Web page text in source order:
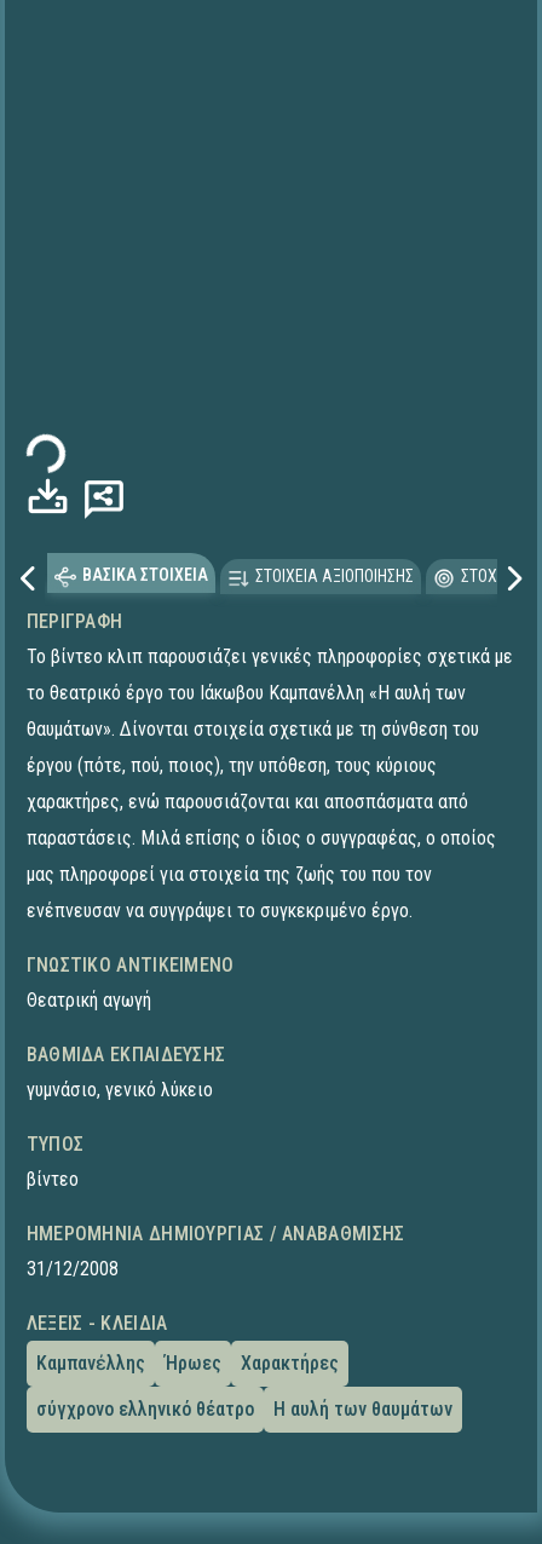
ΒΑΣΙΚΑ ΣΤΟΙΧΕΙΑ ΣΤΟΙΧΕΙΑ ΑΞΙΟΠΟΙΗΣΗΣ
ΠΕΡΙΓΡΑΦΉ
Το βίντεο κλιπ παρουσιάζει γενικές πληροφορίες σχετικά με
το θεατρικό έργο του Ιάκωβου Καμπανέλλη «Η αυλή των
θαυμάτων». Δίνονται στοιχεία σχετικά με τη σύνθεση του
έργου (πότε, πού, ποιος), την υπόθεση, τους κύριους
χαρακτήρες, ενώ παρουσιάζονται και αποσπάσματα από
παραστάσεις. Μιλά επίσης ο ίδιος ο συγγραφέας, ο οποίος
μας πληροφορεί για στοιχεία της ζωής του που τον
ενέπνευσαν να συγγράψει το συγκεκριμένο έργο.
ΓΝΩΣΤΙΚΌ ΑΝΤΙΚΕΊΜΕΝΟ
Θεατρική αγωγή
ΒΑΘΜΊΔΑ ΕΚΠΑΊΔΕΥΣΗΣ
γυμνάσιο, γενικό λύκειο
ΤΎΠΟΣ
βίντεο
ΗΜΕΡΟΜΗΝΊΑ ΔΗΜΙΟΥΡΓΊΑΣ / ΑΝΑΒΆΘΜΙΣΗΣ
31/12/2008
ΛΈΞΕΙΣ - ΚΛΕΙΔΙΆ
Καμπανἐλλης
Ήρωες
Χαρακτήρες
σύγχρονο ελληνικό θέατρο
Η αυλή των θαυμάτων